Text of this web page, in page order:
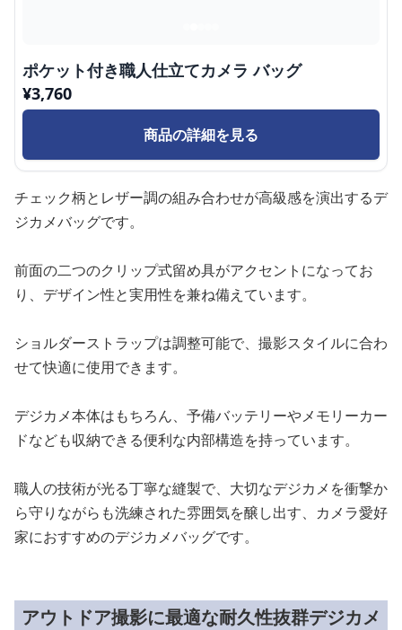
ポケット付き職人仕立てカメラ バッグ
¥3,760
商品の詳細を見る
チェック柄とレザー調の組み合わせが高級感を演出するデ
ジカメバッグです。
前面の二つのクリップ式留め具がアクセントになってお
り、デザイン性と実用性を兼ね備えています。
ショルダーストラップは調整可能で、撮影スタイルに合わ
せて快適に使用できます。
デジカメ本体はもちろん、予備バッテリーやメモリーカー
ドなども収納できる便利な内部構造を持っています。
職人の技術が光る丁寧な縫製で、大切なデジカメを衝撃か
ら守りながらも洗練された雰囲気を醸し出す、カメラ愛好
家におすすめのデジカメバッグです。
アウトドア撮影に最適な耐久性抜群デジカメ